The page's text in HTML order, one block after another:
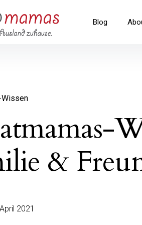
– im AuslandBlog
Wissen
&
2021